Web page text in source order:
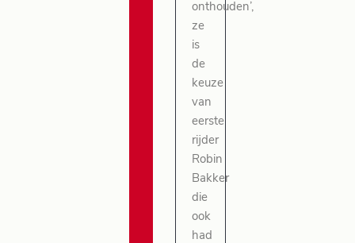
onthouden’,
ze
is
de
keuze
van
eerste
rijder
Robin
Bakker
die
ook
had